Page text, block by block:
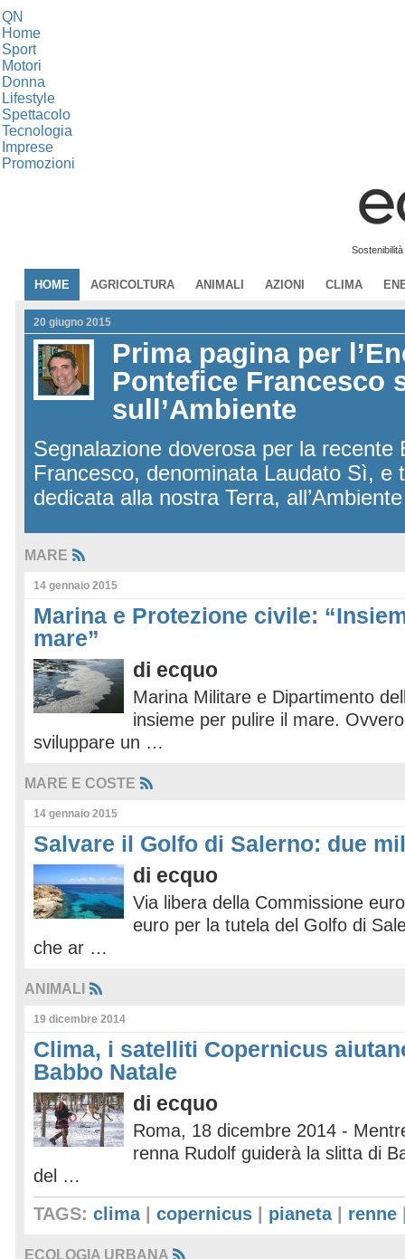
QN
Home
Sport
Motori
Donna
Lifestyle
Spettacolo
Tecnologia
Imprese
Promozioni
HOME AGRICOLTURA ANIMALI AZIONI CLIMA
20 giugno 2015
Prima pagina per
Pontefice Francesco
sull’Ambiente
Segnalazione doverosa per la recente
Francesco, denominata Laudato Sì, e
dedicata alla nostra Terra,
MARE
14 gennaio 2015
Marina e Protezione civile:
mare”
di ecquo
Marina Militare e Dipartimento
insieme per pulire il mare.
sviluppare un …
MARE E COSTE
14 gennaio 2015
Salvare il Golfo di Salerno: due
di ecquo
Via libera della Commissione
euro per la tutela del Golfo di
che ar …
ANIMALI
19 dicembre 2014
Clima, i satelliti Copernicus
Babbo Natale
di ecquo
Roma, 18 dicembre 2014 -
renna Rudolf guiderà la slitta di
del …
TAGS: clima| copernicus pianeta| renne
ECOLOGIA URBANA